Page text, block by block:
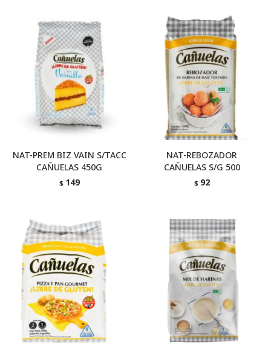
NAT-PREM BIZ VAIN S/TACC
CAÑUELAS 450G
$ 149
NAT-REBOZADOR
CAÑUELAS S/G 500
$ 92